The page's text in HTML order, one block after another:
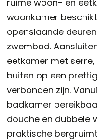
ruime woon- en
woonkamer
openslaande
zwembad.
eetkamer met
buiten op een
verbonden zijn.
badkamer
douche en dubbele
praktische